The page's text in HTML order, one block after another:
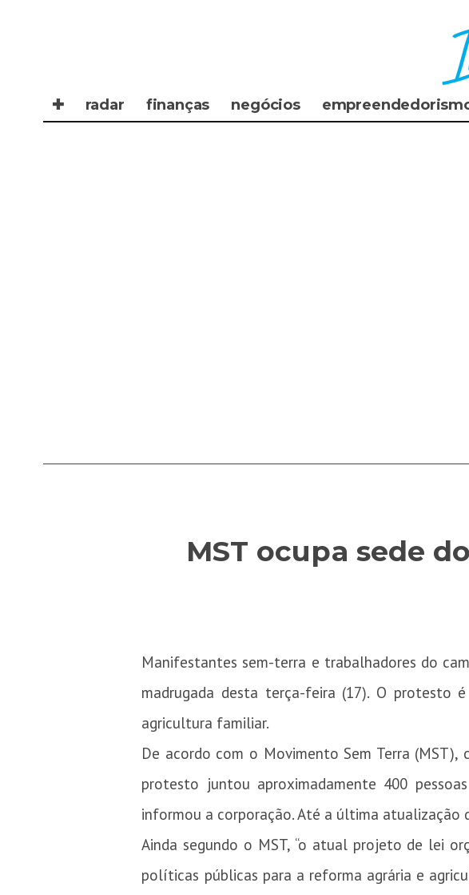
✚ radar finanças negócios
MST ocupa sede
Manifestantes sem-terra e trabalhadores do
madrugada desta terça-feira (17). O protesto
agricultura familiar.
De acordo com o Movimento Sem Terra
protesto juntou aproximadamente 400
informou a corporação. Até a última atualização
Ainda segundo o MST, “o atual projeto de lei
políticas públicas para a reforma agrária e